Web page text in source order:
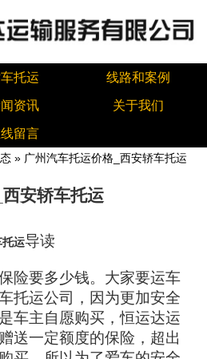
托运 线路和案例
资讯 关于我们
留言
» 广州汽车托运价格_西安轿车托运
安轿车托运
托运导读
险要多少钱。大家要运车
托运公司，因为更加安全
车主自愿购买，恒运达运
送一定额度的保险，超出